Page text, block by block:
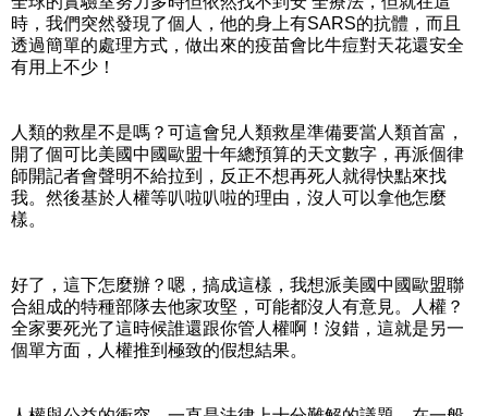
時，我們突然發現了個人，他的身上有SARS的抗體，而且
透過簡單的處理方式，做出來的疫苗會比牛痘對天花還安全
有用上不少！
人類的救星不是嗎？可這會兒人類救星準備要當人類首富，
開了個可比美國中國歐盟十年總預算的天文數字，再派個律
師開記者會聲明不給拉到，反正不想再死人就得快點來找
我。然後基於人權等叭啦叭啦的理由，沒人可以拿他怎麼
樣。
好了，這下怎麼辦？嗯，搞成這樣，我想派美國中國歐盟聯
合組成的特種部隊去他家攻堅，可能都沒人有意見。人權？
全家要死光了這時候誰還跟你管人權啊！沒錯，這就是另一
個單方面，人權推到極致的假想結果。